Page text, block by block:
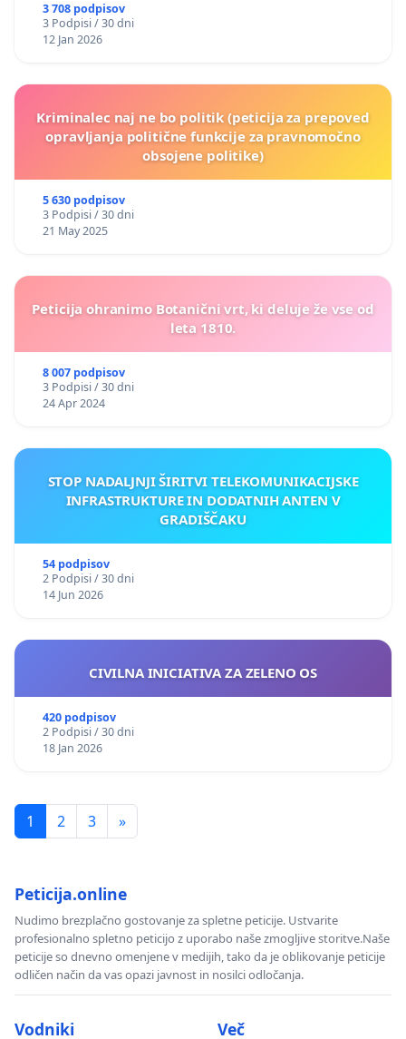
3 708 podpisov
3 Podpisi / 30 dni
12 Jan 2026
Kriminalec naj ne bo politik (peticija za prepoved
opravljanja politične funkcije za pravnomočno
obsojene politike)
5 630 podpisov
3 Podpisi / 30 dni
21 May 2025
Peticija ohranimo Botanični vrt, ki deluje že vse od
leta 1810.
8 007 podpisov
3 Podpisi / 30 dni
24 Apr 2024
STOP NADALJNJI ŠIRITVI TELEKOMUNIKACIJSKE
INFRASTRUKTURE IN DODATNIH ANTEN V
GRADIŠČAKU
54 podpisov
2 Podpisi / 30 dni
14 Jun 2026
CIVILNA INICIATIVA ZA ZELENO OS
420 podpisov
2 Podpisi / 30 dni
18 Jan 2026
1 2 3 »
Peticija.online
Nudimo brezplačno gostovanje za spletne peticije. Ustvarite
profesionalno spletno peticijo z uporabo naše zmogljive storitve.Naše
peticije so dnevno omenjene v medijih, tako da je oblikovanje peticije
odličen način da vas opazi javnost in nosilci odločanja.
Vodniki Več